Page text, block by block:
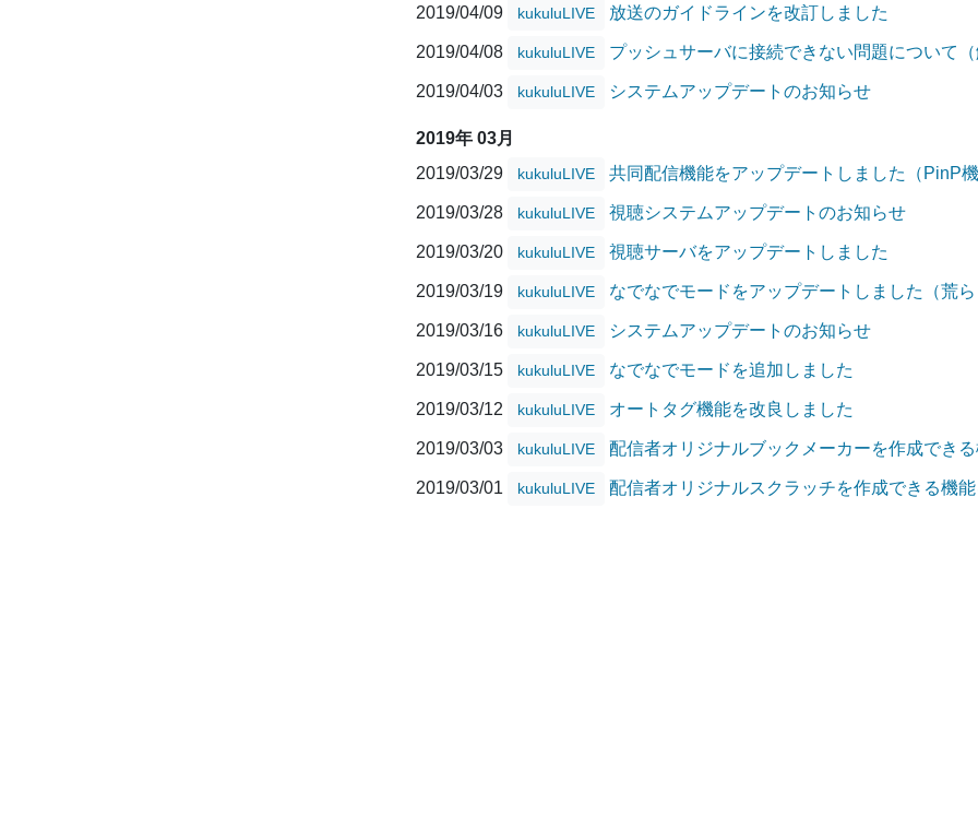
2019/04/09 kukuluLIVE 放送のガイドラインを改訂しました
2019/04/08 kukuluLIVE プッシュサーバに接続できない問題について
2019/04/03 kukuluLIVE システムアップデートのお知らせ
2019年 03月
2019/03/29
kukuluLIVE 共同配信機能をアップデートしました（PinP
2019/03/28 kukuluLIVE 視聴システムアップデートのお知らせ
2019/03/20 kukuluLIVE 視聴サーバをアップデートしました
2019/03/19 kukuluLIVE なでなでモードをアップデートしました（荒
2019/03/16 kukuluLIVE システムアップデートのお知らせ
2019/03/15 kukuluLIVE なでなでモードを追加しました
2019/03/12 kukuluLIVE オートタグ機能を改良しました
2019/03/03 kukuluLIVE 配信者オリジナルブックメーカーを作成でき
2019/03/01 kukuluLIVE 配信者オリジナルスクラッチを作成できる機